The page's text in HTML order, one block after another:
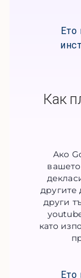
Ето
Как
Ако
другите
други
като
Ето